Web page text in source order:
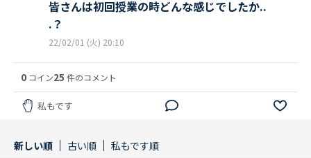
皆さんは初回授業の時どんな感じでしたか..
.？
22/02/01 (火) 20:10
0 コイン25 件のコメント
私もです
新しい順 古い順 私もです順